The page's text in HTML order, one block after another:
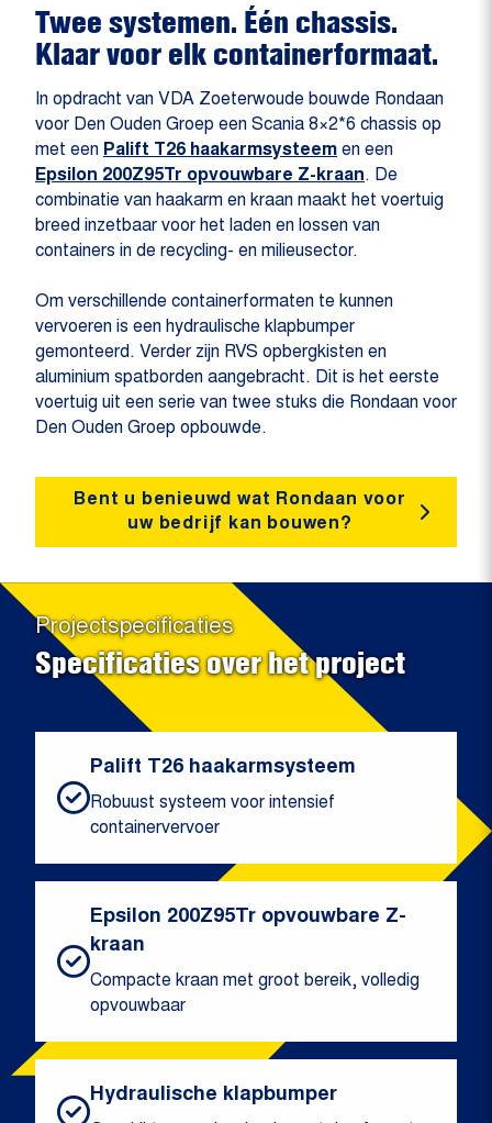
Twee systemen. Één chassis.
Klaar voor elk containerformaat.
In opdracht van VDA Zoeterwoude bouwde Rondaan
voor Den Ouden Groep een Scania 8×2*6 chassis op
met een Palift T26 haakarmsysteem en een
Epsilon 200Z95Tr opvouwbare Z-kraan. De
combinatie van haakarm en kraan maakt het voertuig
breed inzetbaar voor het laden en lossen van
containers in de recycling- en milieusector.
Om verschillende containerformaten te kunnen
vervoeren is een hydraulische klapbumper
gemonteerd. Verder zijn RVS opbergkisten en
aluminium spatborden aangebracht. Dit is het eerste
voertuig uit een serie van twee stuks die Rondaan voor
Den Ouden Groep opbouwde.
Bent u benieuwd wat Rondaan voor
uw bedrijf kan bouwen?
Projectspecificaties
Specificaties over het project
Palift T26 haakarmsysteem
Robuust systeem voor intensief
containervervoer
Epsilon 200Z95Tr opvouwbare Z-
kraan
Compacte kraan met groot bereik, volledig
opvouwbaar
Hydraulische klapbumper